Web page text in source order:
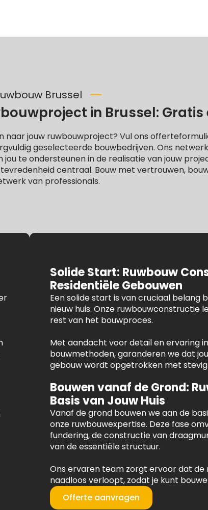
Brussel
in Brussel: Gratis
jouw ruwbouwproject? Vul ons
geselecteerde bouwbedrijven. Ons
te ondersteunen in de realisatie van jouw
centraal. Bouw met vertrouwen,
van professionals.
Solide Start: Ruwbouw
Residentiële Gebouwen
Een solide start is van cruciaal belang
nieuw huis. Onze ruwbouwconstructie
rest van het bouwproces.
Met aandacht voor detail en ervaring
bouwmethoden, garanderen we dat
gebouw wordt opgetrokken met
Bouwen vanaf de Grond:
Basis van Jouw Huis
Vanaf de grond bouwen we aan de
onze ruwbouwexpertise. Deze fase
fundering, de constructie van
van de essentiële structuur.
Ons ervaren team zorgt ervoor dat de
naadloos verloopt, zodat je kunt
Offerte aanvragen